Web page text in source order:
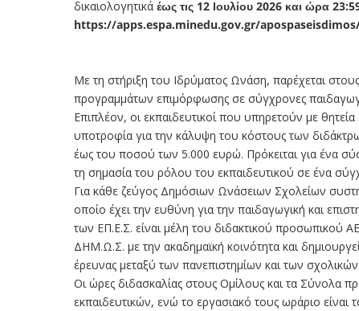
δικαιολογητικά έως τις 12 Ιουλίου 2026 και ώρα
https://apps.espa.minedu.gov.gr/
Με τη στήριξη του Ιδρύματος Ωνάση, παρέχεται
προγραμμάτων επιμόρφωσης σε σύγχρονες
Επιπλέον, οι εκπαιδευτικοί που υπηρετούν με
υποτροφία για την κάλυψη του κόστους των
έως του ποσού των 5.000 ευρώ. Πρόκειται για ένα
τη σημασία του ρόλου του εκπαιδευτικού σε ένα
Για κάθε ζεύγος Δημόσιων Ωνάσειων Σχολείων
οποίο έχει την ευθύνη για την παιδαγωγική και
των ΕΠ.Ε.Σ. είναι μέλη του διδακτικού προσωπικού
ΔΗΜ.Ω.Σ. με την ακαδημαϊκή κοινότητα και
έρευνας μεταξύ των πανεπιστημίων και των
Οι ώρες διδασκαλίας στους Ομίλους και τα Σύνολα
εκπαιδευτικών, ενώ το εργασιακό τους ωράριο